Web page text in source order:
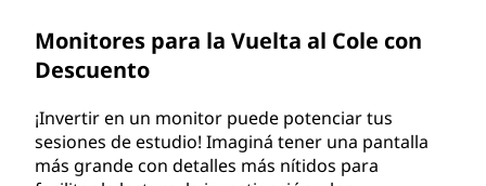
Monitores para la Vuelta al Cole con
Descuento
¡Invertir en un monitor puede potenciar tus
sesiones de estudio! Imaginá tener una pantalla
más grande con detalles más nítidos para